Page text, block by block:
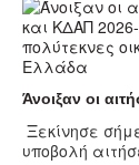
Ελλάδα
Άνοιξαν οι
Ξεκίνησε
υποβολή